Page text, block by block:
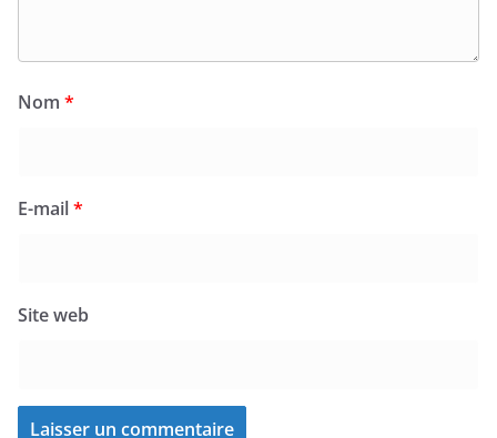
Nom *
E-mail*
Site web